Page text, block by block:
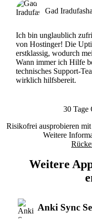
Gad Iradufasha
Ich bin unglaublich
von Hostinger! Die
erstklassig, wodurch
Wann immer ich Hilfe
technisches Support-
wirklich hilfsbereit.
30 Tage
Risikofrei ausprobieren
Weitere
Weitere
Anki Sync